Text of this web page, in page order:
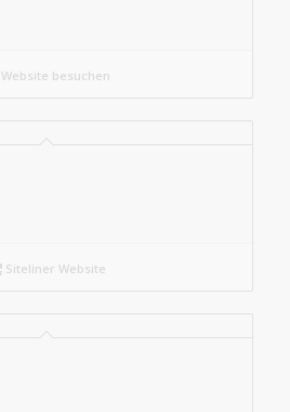
Website besuchen
Siteliner Website